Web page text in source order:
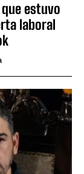
estuvo
laboral